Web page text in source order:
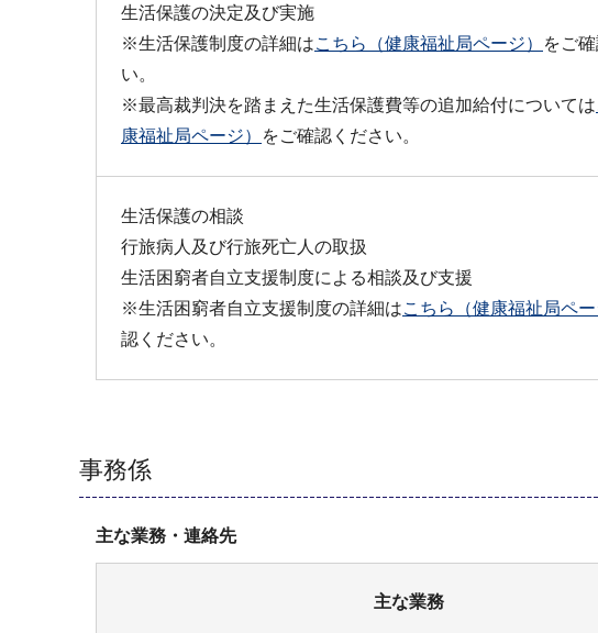
生活保護の決定及び実施
※生活保護制度の詳細はこちら（健康福祉局ページ）
をご
い。
※最高裁判決を踏まえた生活保護費等の追加給付については
康福祉局ページ）
をご確認ください。
生活保護の相談
行旅病人及び行旅死亡人の取扱
生活困窮者自立支援制度による相談及び支援
※生活困窮者自立支援制度の詳細はこちら（健康福祉局ペー
認ください。
事務係
主な業務・連絡先
主な業務